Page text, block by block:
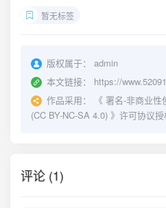
暂无标签
版权属于：
admin
本文链接：
https://
作品采用：
《 署名-非商业性
(CC BY-NC-SA 4.0) 》许可协议授
评论 (1)